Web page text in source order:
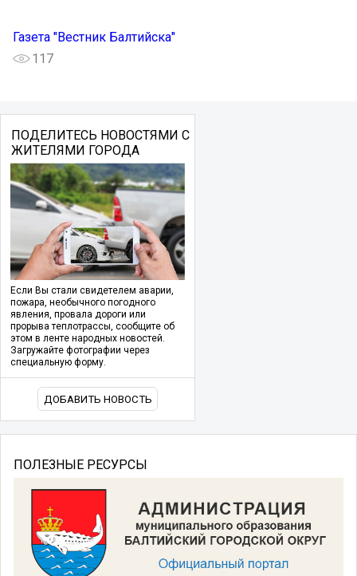
Газета "Вестник Балтийска"
117
ПОДЕЛИТЕСЬ НОВОСТЯМИ С
ЖИТЕЛЯМИ ГОРОДА
Если Вы стали свидетелем аварии,
пожара, необычного погодного
явления, провала дороги или
прорыва теплотрассы, сообщите об
этом в ленте народных новостей.
Загружайте фотографии через
специальную форму.
ДОБАВИТЬ НОВОСТЬ
ПОЛЕЗНЫЕ РЕСУРСЫ